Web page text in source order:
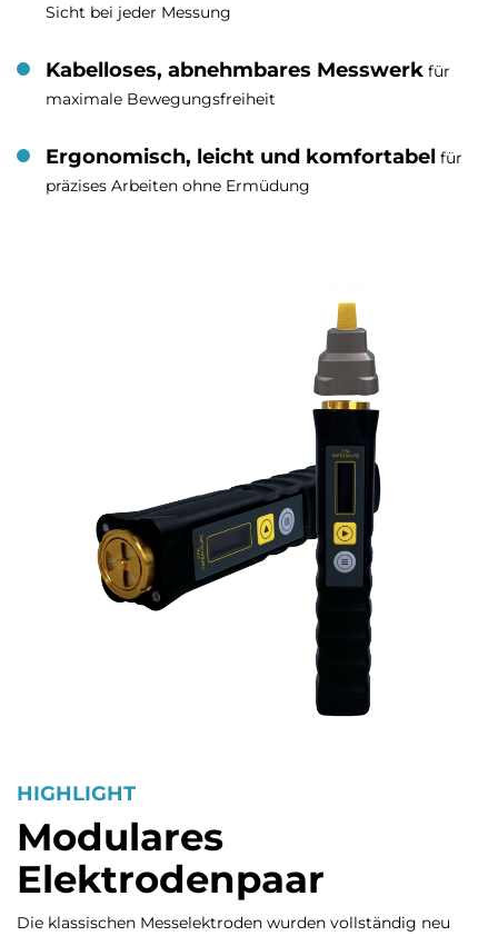
Sicht bei jeder Messung
Kabelloses, abnehmbares Messwerk für
maximale Bewegungsfreiheit
Ergonomisch, leicht und komfortabel für
präzises Arbeiten ohne Ermüdung
HIGHLIGHT
Modulares
Elektrodenpaar
Die klassischen Messelektroden wurden vollständig neu